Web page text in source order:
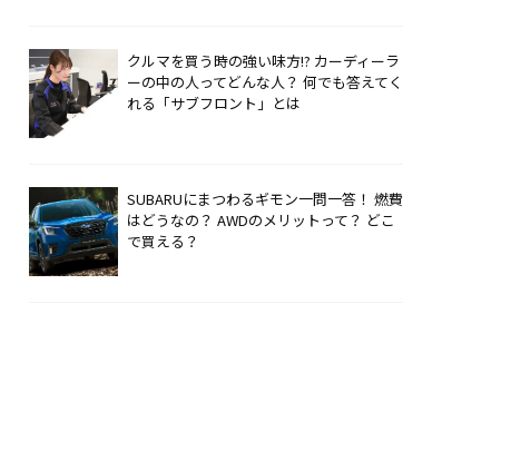
クルマを買う時の強い味方!? カーディーラ
ーの中の人ってどんな人？ 何でも答えてく
れる「サブフロント」とは
SUBARUにまつわるギモン一問一答！ 燃費
はどうなの？ AWDのメリットって？ どこ
で買える？